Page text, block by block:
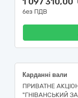
без ПДВ
Карданні вали
ПРИВАТНЕ
"ГНІВАНСЬКИЙ